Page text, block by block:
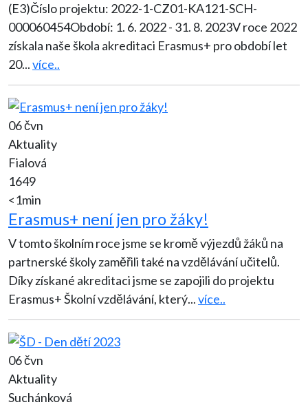
(E3)Číslo projektu: 2022-1-CZ01-KA121-SCH-
000060454Období: 1. 6. 2022 - 31. 8. 2023V roce 2022
získala naše škola akreditaci Erasmus+ pro období let
20...více..
06 čvn
Aktuality
Fialová
1649
<1min
Erasmus+ není jen pro žáky!
V tomto školním roce jsme se kromě výjezdů žáků na
partnerské školy zaměřili také na vzdělávání učitelů.
Díky získané akreditaci jsme se zapojili do projektu
Erasmus+ Školní vzdělávání, který...více..
06 čvn
Aktuality
Suchánková